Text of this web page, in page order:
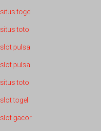
situs togel
situs toto
slot pulsa
slot pulsa
situs toto
slot togel
slot gacor